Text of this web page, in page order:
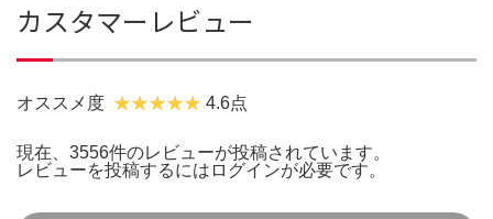
カスタマーレビュー
オススメ度 4.6点
現在、3556件のレビューが投稿されています。
レビューを投稿するには ログインが必要です。